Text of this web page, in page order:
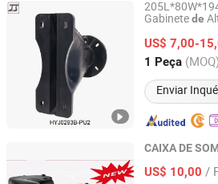
Gabinetede
US$ 7,00-
1 Peça (MOQ)
Enviar
Guangzhou J. Sound Audio
Guangdong, China
CAIXA DE
US$ 10,00 /
Ningbo ASM Electronics Technology